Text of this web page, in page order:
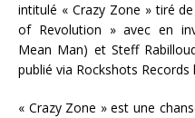
intitulé « Crazy Zone » tiré
of Revolution » avec en
Mean Man) et Steff
publié via Rockshots
« Crazy Zone » est une